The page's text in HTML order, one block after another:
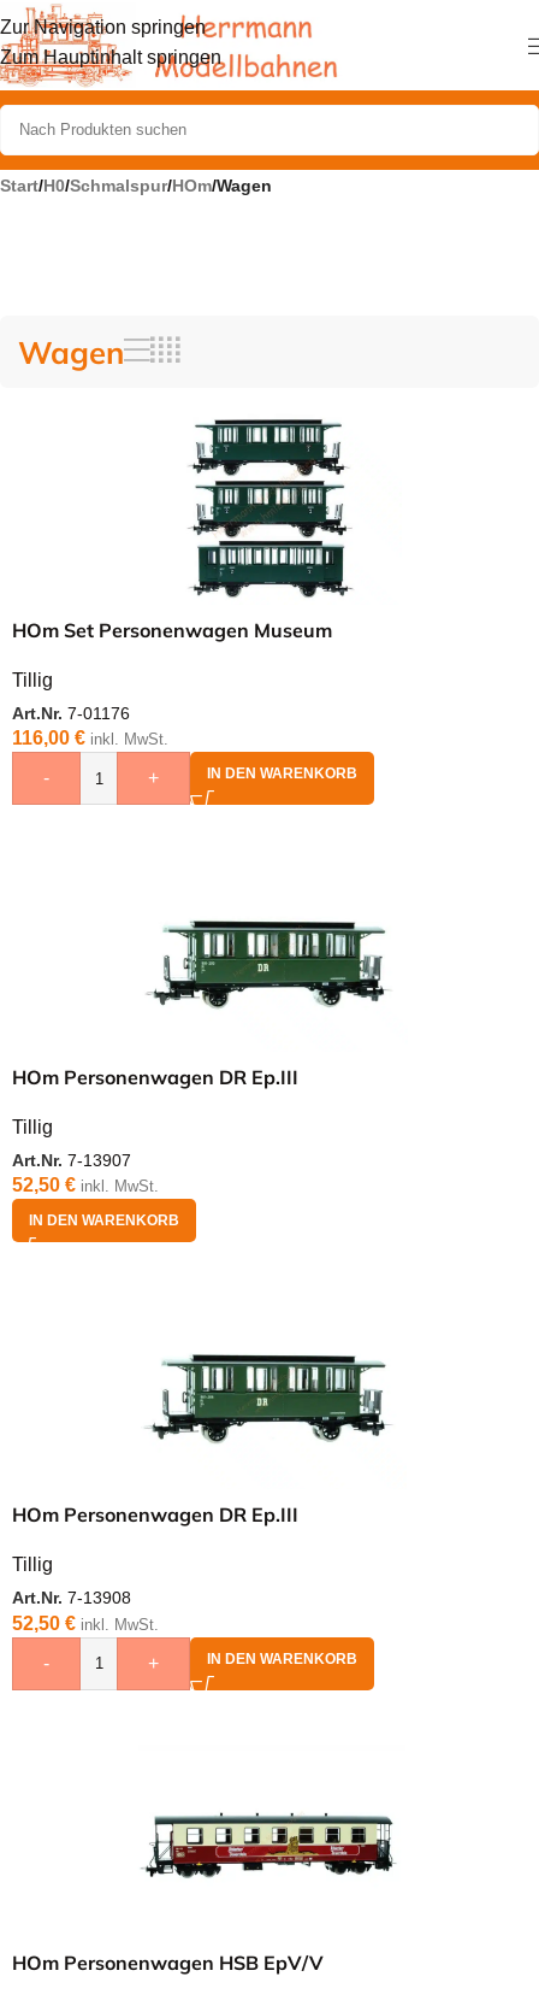
Zur Navigation springen
Zum Hauptinhalt springen
Start/H0/Schmalspur/HOm/Wagen
Wagen
HOm Set Personenwagen Museum
Tillig
Art.Nr. 7-01176
116,00 € inkl. MwSt.
- + IN DEN WARENKORB
HOm Personenwagen DR Ep.III
Tillig
Art.Nr. 7-13907
52,50 € inkl. MwSt.
IN DEN WARENKORB
HOm Personenwagen DR Ep.III
Tillig
Art.Nr. 7-13908
52,50 € inkl. MwSt.
- + IN DEN WARENKORB
HOm Personenwagen HSB EpV/V